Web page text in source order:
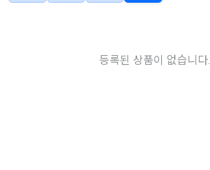
등록된 상품이 없습니다.